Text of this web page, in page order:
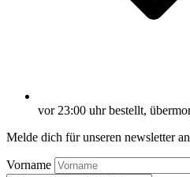
vor 23:00 uhr bestellt,
Melde dich für unseren newsletter
Vorname